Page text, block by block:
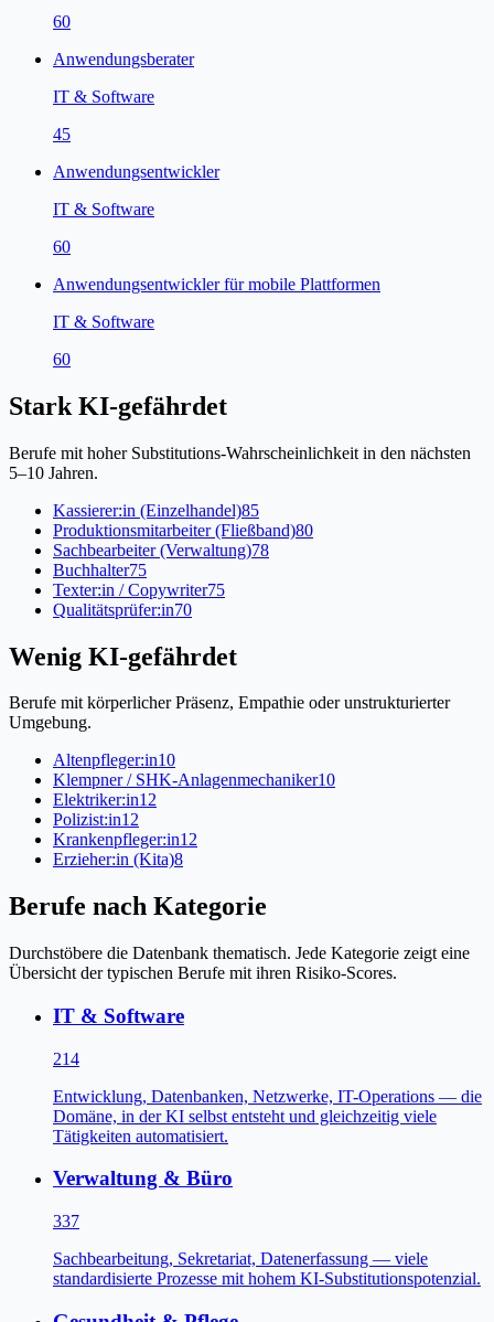
60
Anwendungsberater
IT & Software
45
Anwendungsentwickler
IT & Software
60
Anwendungsentwickler für mobile Plattformen
IT & Software
60
Stark KI-gefährdet
Berufe mit hoher Substitutions-Wahrscheinlichkeit in den nächsten
5–10 Jahren.
Kassierer:in (Einzelhandel)85
Produktionsmitarbeiter (Fließband)80
Sachbearbeiter (Verwaltung)78
Buchhalter75
Texter:in / Copywriter75
Qualitätsprüfer:in70
Wenig KI-gefährdet
Berufe mit körperlicher Präsenz, Empathie oder unstrukturierter
Umgebung.
Altenpfleger:in10
Klempner / SHK-Anlagenmechaniker10
Elektriker:in12
Polizist:in12
Krankenpfleger:in12
Erzieher:in (Kita)8
Berufe nach Kategorie
Durchstöbere die Datenbank thematisch. Jede Kategorie zeigt eine
Übersicht der typischen Berufe mit ihren Risiko-Scores.
IT & Software
214
Entwicklung, Datenbanken, Netzwerke, IT-Operations — die
Domäne, in der KI selbst entsteht und gleichzeitig viele
Tätigkeiten automatisiert.
Verwaltung & Büro
337
Sachbearbeitung, Sekretariat, Datenerfassung — viele
standardisierte Prozesse mit hohem KI-Substitutionspotenzial.